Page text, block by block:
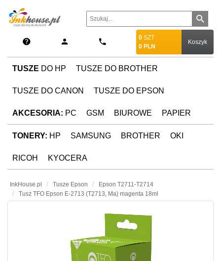
0 SZT
0 PLN
Koszyk
TUSZE DO HP TUSZE DO BROTHER
TUSZE DO CANON TUSZE DO EPSON
AKCESORIA: PC GSM BIUROWE PAPIER
TONERY: HP SAMSUNG BROTHER OKI
RICOH KYOCERA
InkHouse.pl Tusze Epson
Epson T2711-T2714
Tusz TFO Epson E-2713 (T2713, Ma) magenta 18ml